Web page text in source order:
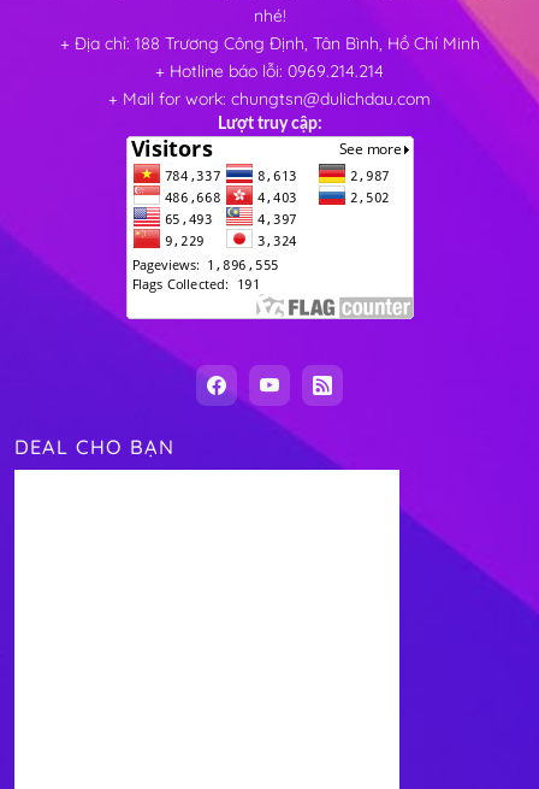
nhé!
+ Địa chỉ: 188 Trương Công Định, Tân Bình, Hồ Chí Minh
+ Hotline báo lỗi: 0969.214.214
+ Mail for work: chungtsn@dulichdau.com
Lượt truy cập:
DEAL CHO BẠN